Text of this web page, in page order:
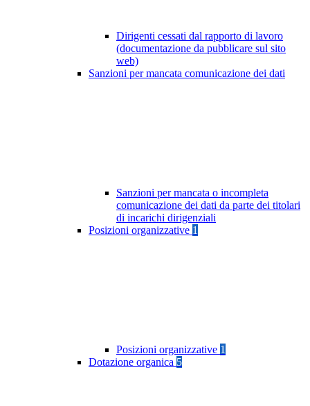
Dirigenti cessati dal rapporto di lavoro
(documentazione da pubblicare sul sito
web)
Sanzioni per mancata comunicazione dei dati
Sanzioni per mancata o incompleta
comunicazione dei dati da parte dei titolari
di incarichi dirigenziali
Posizioni organizzative 1
Posizioni organizzative 1
Dotazione organica 5